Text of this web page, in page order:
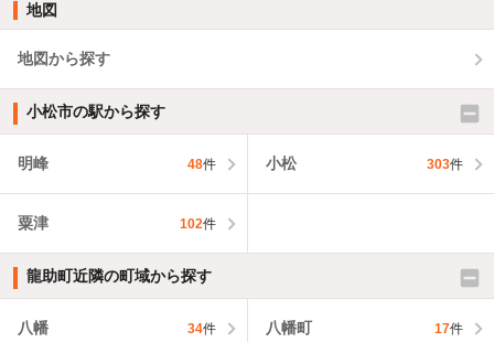
地図
地図から探す
小松市の駅から探す
明峰 48件 小松 303件
粟津 102件
龍助町近隣の町域から探す
八幡 34件 八幡町 17件